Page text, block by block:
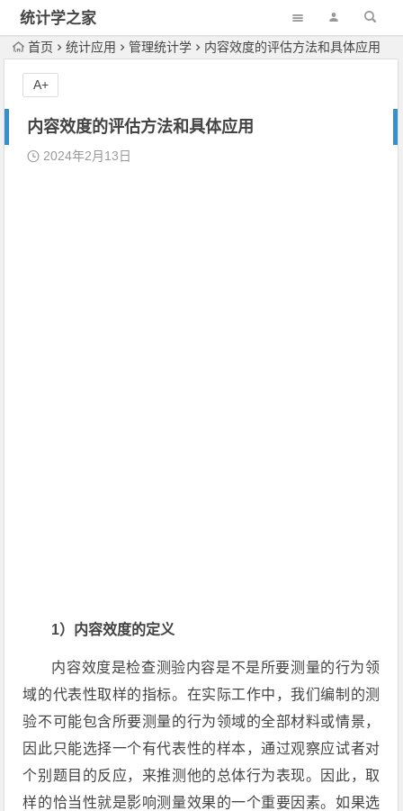
统计学之家
首页 统计应用 管理统计学 内容效度的评估方法和具体应用
内容效度的评估方法和具体应用
2024年2月13日
1）内容效度的定义
内容效度是检查测验内容是不是所要测量的行为领
域的代表性取样的指标。在实际工作中，我们编制的测
验不可能包含所要测量的行为领域的全部材料或情景，
因此只能选择一个有代表性的样本，通过观察应试者对
个别题目的反应，来推测他的总体行为表现。因此，取
样的恰当性就是影响测量效果的一个重要因素。如果选
A+